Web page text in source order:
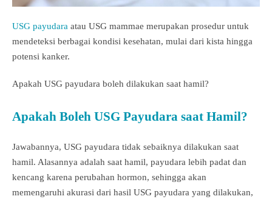
USG payudara atau USG mammae merupakan prosedur untuk
mendeteksi berbagai kondisi kesehatan, mulai dari kista hingga
potensi kanker.
Apakah USG payudara boleh dilakukan saat hamil?
Apakah Boleh USG Payudara saat Hamil?
Jawabannya, USG payudara tidak sebaiknya dilakukan saat
hamil. Alasannya adalah saat hamil, payudara lebih padat dan
kencang karena perubahan hormon, sehingga akan
memengaruhi akurasi dari hasil USG payudara yang dilakukan,